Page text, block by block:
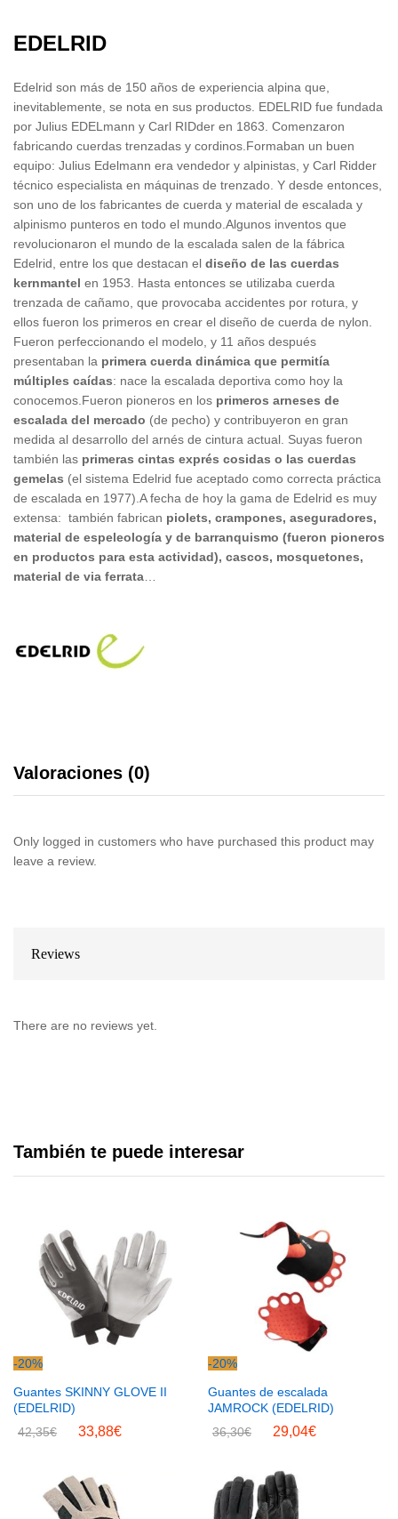
EDELRID
Edelrid son más de 150 años de experiencia alpina que,
inevitablemente, se nota en sus productos. EDELRID fue fundada
por Julius EDELmann y Carl RIDder en 1863. Comenzaron
fabricando cuerdas trenzadas y cordinos.Formaban un buen
equipo: Julius Edelmann era vendedor y alpinistas, y Carl Ridder
técnico especialista en máquinas de trenzado. Y desde entonces,
son uno de los fabricantes de cuerda y material de escalada y
alpinismo punteros en todo el mundo.Algunos inventos que
revolucionaron el mundo de la escalada salen de la fábrica
Edelrid, entre los que destacan el diseño de las cuerdas
kernmantel en 1953. Hasta entonces se utilizaba cuerda
trenzada de cañamo, que provocaba accidentes por rotura, y
ellos fueron los primeros en crear el diseño de cuerda de nylon.
Fueron perfeccionando el modelo, y 11 años después
presentaban la primera cuerda dinámica que permitía
múltiples caídas: nace la escalada deportiva como hoy la
conocemos.Fueron pioneros en los primeros arneses de
escalada del mercado (de pecho) y contribuyeron en gran
medida al desarrollo del arnés de cintura actual. Suyas fueron
también las primeras cintas exprés cosidas o las cuerdas
gemelas (el sistema Edelrid fue aceptado como correcta práctica
de escalada en 1977).A fecha de hoy la gama de Edelrid es muy
extensa: también fabrican piolets, crampones, aseguradores,
material de espeleología y de barranquismo (fueron pioneros
en productos para esta actividad), cascos, mosquetones,
material de via ferrata…
Valoraciones (0)
Only logged in customers who have purchased this product may
leave a review.
Reviews
There are no reviews yet.
También te puede interesar
-20%
Guantes SKINNY GLOVE II
(EDELRID)
42,35€ 33,88€
-20%
Guantes de escalada
JAMROCK (EDELRID)
36,30€ 29,04€